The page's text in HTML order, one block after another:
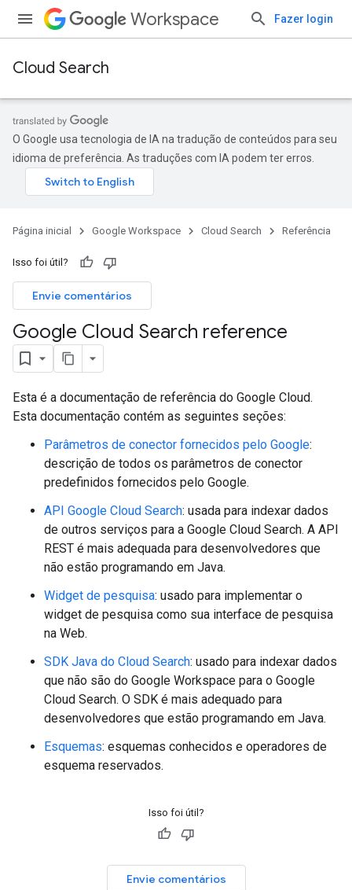
Workspace Fazer login
Cloud Search
O Google usa tecnologia de IA na tradução de conteúdos para seu
idioma de preferência. As traduções com IA podem ter erros.
Página inicial Google Workspace Cloud Search Referência
Isso foi útil?
Envie comentários
Google Cloud Search reference
Esta é a documentação de referência do Google Cloud.
Esta documentação contém as seguintes seções:
Parâmetros de conector fornecidos pelo Google:
descrição de todos os parâmetros de conector
predefinidos fornecidos pelo Google.
API Google Cloud Search: usada para indexar dados
de outros serviços para a Google Cloud Search. A API
REST é mais adequada para desenvolvedores que
não estão programando em Java.
Widget de pesquisa: usado para implementar o
widget de pesquisa como sua interface de pesquisa
na Web.
SDK Java do Cloud Search: usado para indexar dados
que não são do Google Workspace para o Google
Cloud Search. O SDK é mais adequado para
desenvolvedores que estão programando em Java.
Esquemas: esquemas conhecidos e operadores de
esquema reservados.
Isso foi útil?
Envie comentários